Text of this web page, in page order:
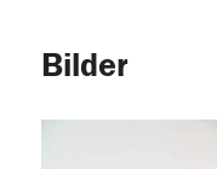
Bilder